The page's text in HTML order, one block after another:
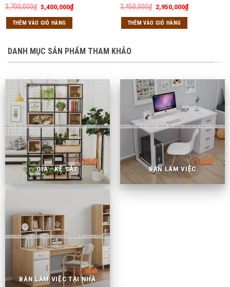
3,700,000₫ Giá
gốc
là:
3,700,000₫.
3,400,000₫Giá
hiện
THÊM VÀO GIỎ HÀNG
3,450,000₫ Giá
gốc
là:
3,450,000₫.
2,950,000₫Giá
hiện
THÊM VÀO GIỎ HÀNG
DANH MỤC SẢN PHẨM THAM KHẢO
GIÁ - KỆ SẮT BÀN LÀM VIỆC
BÀN LÀM VIỆC TẠI NHÀ